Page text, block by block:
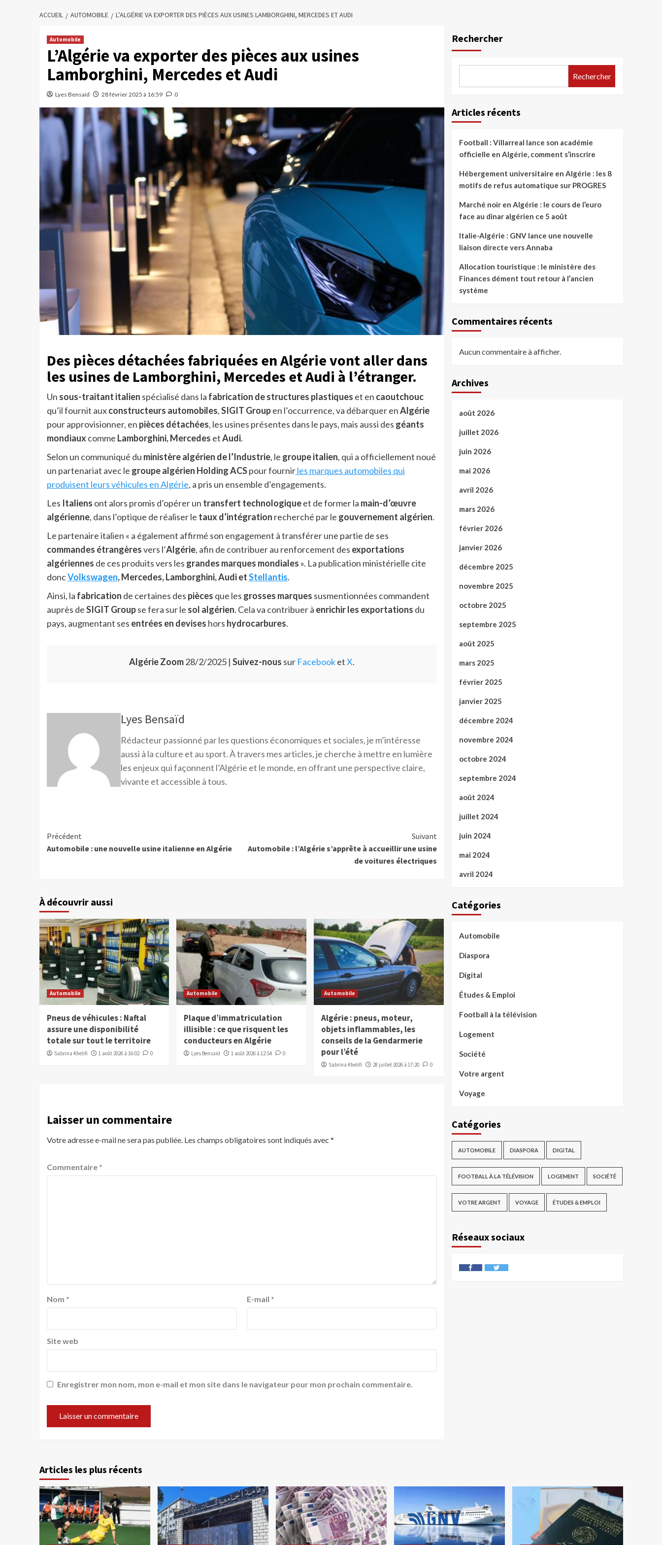
ACCUEIL AUTOMOBILE L’ALGÉRIE VA EXPORTER DES PIÈCES AUX USINES LAMBORGHINI, MERCEDES ET AUDI
Automobile
L’Algérie va exporter des pièces aux usines
Lamborghini, Mercedes et Audi
Lyes Bensaïd 28 février 2025 à 16:59 0
Des pièces détachées fabriquées en Algérie vont aller dans
les usines de Lamborghini, Mercedes et Audi à l’étranger.
Un sous-traitant italien spécialisé dans la fabrication de structures plastiques et en caoutchouc
qu’il fournit auxconstructeurs automobiles,SIGIT Groupen l’occurrence, va débarquer enAlgérie
pour approvisionner, en pièces détachées, les usines présentes dans le pays, mais aussi des géants
mondiaux comme Lamborghini, Mercedes etAudi.
Selon un communiqué du ministère algérien de l’Industrie, le groupe italien, qui a officiellement noué
un partenariat avec le groupe algérien Holding ACSpour fournirles marques automobiles qui
produisent leurs véhicules en Algérie, a pris un ensemble d’engagements.
Les Italiens ont alors promis d’opérer un transfert technologiqueet de former la main-d’œuvre
algérienne, dans l’optique de réaliser le taux d’intégration recherché par le gouvernement algérien.
Le partenaire italien « a également affirmé son engagement à transférer une partie de ses
commandes étrangèresvers l’Algérie, afin de contribuer au renforcement des exportations
algériennes de ces produits vers les grandes marques mondiales ». La publication ministérielle cite
doncVolkswagen, Mercedes, Lamborghini, Audi etStellantis.
Ainsi, la fabrication de certaines des pièces que les grosses marques susmentionnées commandent
auprès deSIGIT Groupse fera sur le sol algérien. Cela va contribuer à enrichir les exportations du
pays, augmentant ses entrées en devises hors hydrocarbures.
Algérie Zoom28/2/2025 | Suivez-nous sur FacebooketX.
Lyes Bensaïd
Rédacteur passionné par les questions économiques et sociales, je m’intéresse
aussi à la culture et au sport. À travers mes articles, je cherche à mettre en lumière
les enjeux qui façonnent l’Algérie et le monde, en offrant une perspective claire,
vivante et accessible à tous.
Précédent
Automobile : une nouvelle usine italienne en Algérie
Suivant
Automobile : l’Algérie s’apprête à accueillir une usine
de voitures électriques
À découvrir aussi
Automobile
Pneus de véhicules : Naftal
assure une disponibilité
totale sur tout le territoire
Sabrina Khelifi 1 août 2026 à 16:02 0
Automobile
Plaque d’immatriculation
illisible : ce que risquent les
conducteurs en Algérie
Lyes Bensaïd 1 août 2026 à 12:54 0
Automobile
Algérie : pneus, moteur,
objets inflammables, les
conseils de la Gendarmerie
pour l’été
Sabrina Khelifi 28 juillet 2026 à 17:20 0
Laisser un commentaire
Votre adresse e-mail ne sera pas publiée. Les champs obligatoires sont indiqués avec *
Commentaire *
Nom * E-mail *
Site web
Enregistrer mon nom, mon e-mail et mon site dans le navigateur pour mon prochain commentaire.
Rechercher
Rechercher
Articles récents
Football : Villarreal lance son académie
officielle en Algérie, comment s’inscrire
Hébergement universitaire en Algérie : les 8
motifs de refus automatique sur PROGRES
Marché noir en Algérie : le cours de l’euro
face au dinar algérien ce 5 août
Italie-Algérie : GNV lance une nouvelle
liaison directe vers Annaba
Allocation touristique : le ministère des
Finances dément tout retour à l’ancien
système
Commentaires récents
Aucun commentaire à afficher.
Archives
août 2026
juillet 2026
juin 2026
mai 2026
avril 2026
mars 2026
février 2026
janvier 2026
décembre 2025
novembre 2025
octobre 2025
septembre 2025
août 2025
mars 2025
février 2025
janvier 2025
décembre 2024
novembre 2024
octobre 2024
septembre 2024
août 2024
juillet 2024
juin 2024
mai 2024
avril 2024
Catégories
Automobile
Diaspora
Digital
Études & Emploi
Football à la télévision
Logement
Société
Votre argent
Voyage
Catégories
AUTOMOBILE DIASPORA DIGITAL
FOOTBALL À LA TÉLÉVISION LOGEMENT SOCIÉTÉ
VOTRE ARGENT VOYAGE ÉTUDES & EMPLOI
Réseaux sociaux
Articles les plus récents